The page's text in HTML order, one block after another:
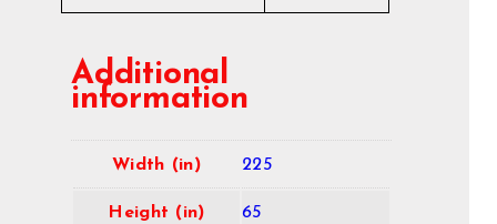
Additional
information
Width (in) 225
Height (in) 65